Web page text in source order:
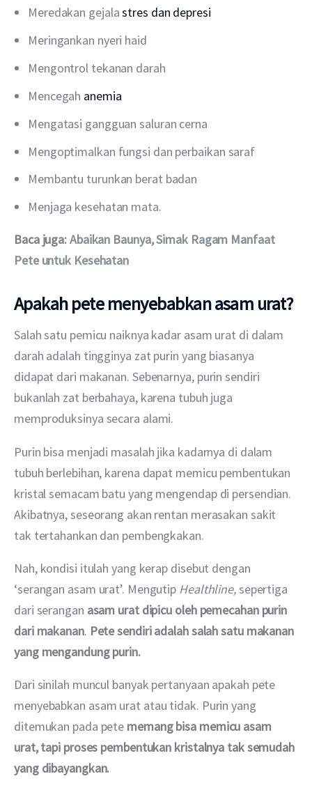
Meredakan gejalastres dan depresi
Meringankan nyeri haid
Mengontrol tekanan darah
Mencegah anemia
Mengatasi gangguan saluran cerna
Mengoptimalkan fungsi dan perbaikan saraf
Membantu turunkan berat badan
Menjaga kesehatan mata.
Baca juga: Abaikan Baunya, Simak Ragam Manfaat
Pete untuk Kesehatan
Apakah pete menyebabkan asam urat?
Salah satu pemicu naiknya kadar asam urat di dalam
darah adalah tingginya zat purin yang biasanya
didapat dari makanan. Sebenarnya, purin sendiri
bukanlah zat berbahaya, karena tubuh juga
memproduksinya secara alami.
Purin bisa menjadi masalah jika kadarnya di dalam
tubuh berlebihan, karena dapat memicu pembentukan
kristal semacam batu yang mengendap di persendian.
Akibatnya, seseorang akan rentan merasakan sakit
tak tertahankan dan pembengkakan.
Nah, kondisi itulah yang kerap disebut dengan
‘serangan asam urat’. Mengutip Healthline, sepertiga
dari serangan asam urat dipicu oleh pemecahan purin
dari makanan. Pete sendiri adalah salah satu makanan
yang mengandung purin.
Dari sinilah muncul banyak pertanyaan apakah pete
menyebabkan asam urat atau tidak. Purin yang
ditemukan pada pete memang bisa memicu asam
urat, tapi proses pembentukan kristalnya tak semudah
yang dibayangkan.